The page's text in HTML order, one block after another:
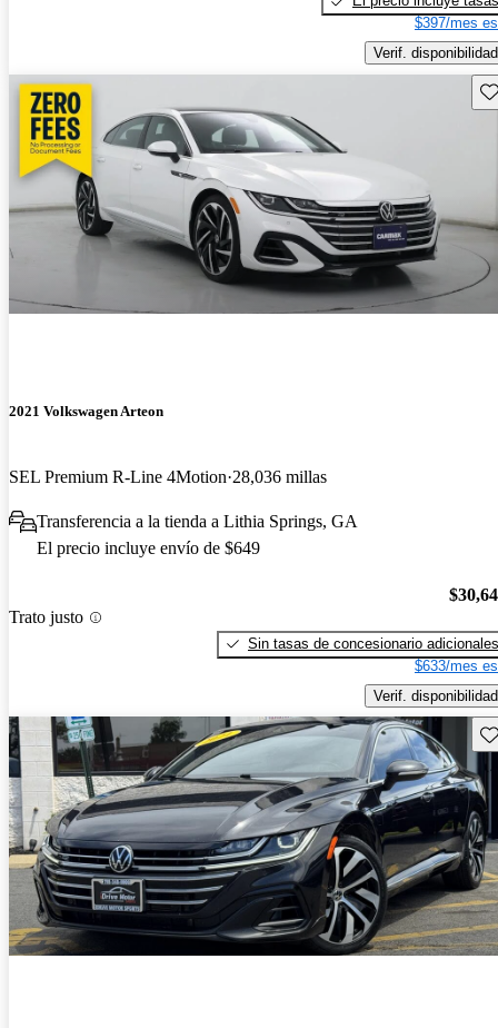
$397/mes
Verif. disponibilidad
2021 Volkswagen Arteon
SEL Premium R-Line 4Motion 28,036 millas
Transferencia a la tienda a Lithia Springs, GA
El precio incluye envío de $649
Trato justo
Sin tasas de concesionario adicionales
$633/mes
Verif. disponibilidad